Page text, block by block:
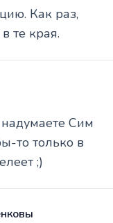
Как раз,
те края.
Сим
то только в
;)